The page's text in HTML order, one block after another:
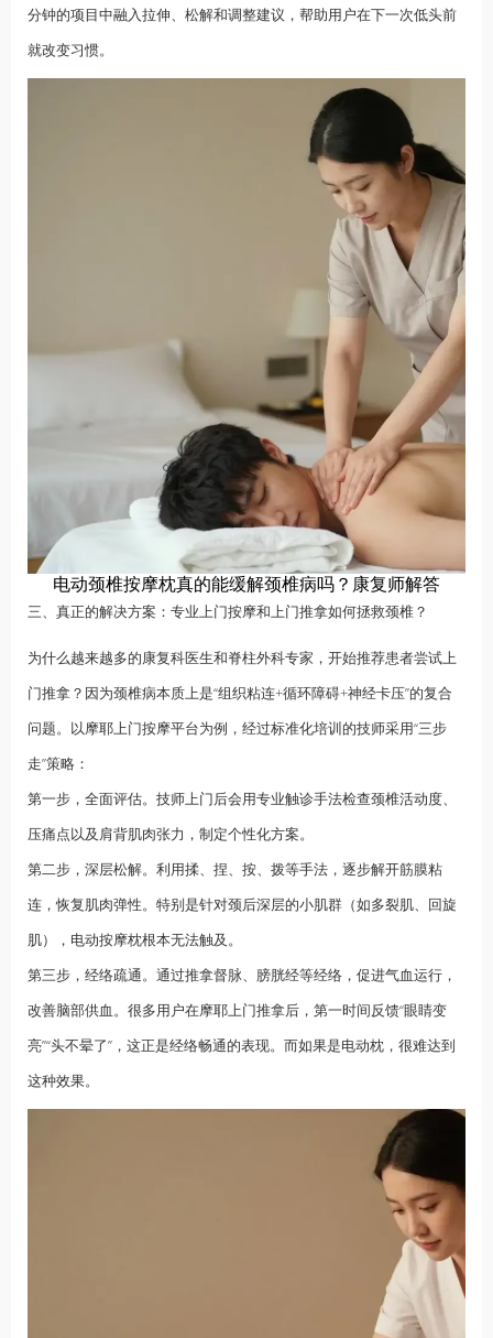
分钟的项目中融入拉伸、松解和调整建议，帮助用户在下一次低头前
就改变习惯。
电动颈椎按摩枕真的能缓解颈椎病吗？康复师解答
三、真正的解决方案：专业上门按摩和上门推拿如何拯救颈椎？
为什么越来越多的康复科医生和脊柱外科专家，开始推荐患者尝试上
门推拿？因为颈椎病本质上是“组织粘连+循环障碍+神经卡压”的复合
问题。以摩耶上门按摩平台为例，经过标准化培训的技师采用“三步
走”策略：
第一步，全面评估。技师上门后会用专业触诊手法检查颈椎活动度、
压痛点以及肩背肌肉张力，制定个性化方案。
第二步，深层松解。利用揉、捏、按、拨等手法，逐步解开筋膜粘
连，恢复肌肉弹性。特别是针对颈后深层的小肌群（如多裂肌、回旋
肌），电动按摩枕根本无法触及。
第三步，经络疏通。通过推拿督脉、膀胱经等经络，促进气血运行，
改善脑部供血。很多用户在摩耶上门推拿后，第一时间反馈“眼睛变
亮”“头不晕了”，这正是经络畅通的表现。而如果是电动枕，很难达到
这种效果。